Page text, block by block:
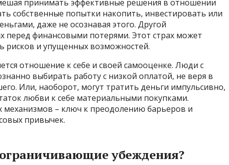
принимать эффективные решения в отношении
собственные попытки накопить, инвестировать или
даже не осознавая этого. Другой
перед финансовыми потерями. Этот страх может
рисков и упущенных возможностей.
отношение к себе и своей самооценке. Люди с
выбирать работу с низкой оплатой, не веря в
Или, наоборот, могут тратить деньги импульсивно,
любви к себе материальными покупками.
механизмов – ключ к преодолению барьеров и
привычек.
убеждения?